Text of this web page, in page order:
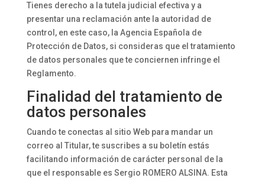
Tienes derecho a la tutela judicial efectiva y a
presentar una reclamación ante la autoridad de
control, en este caso, la Agencia Española de
Protección de Datos, si consideras que el tratamiento
de datos personales que te conciernen infringe el
Reglamento.
Finalidad del tratamiento de
datos personales
Cuando te conectas al sitio Web para mandar un
correo al Titular, te suscribes a su boletín estás
facilitando información de carácter personal de la
que el responsable es Sergio ROMERO ALSINA. Esta